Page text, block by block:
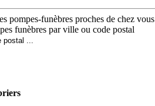
pompes-funèbres proches de chez vous
funèbres par ville ou code postal